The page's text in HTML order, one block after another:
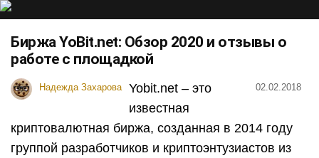
Биржа YoBit.net: Обзор 2020 и отзывы о
работе с площадкой
Надежда Захарова 02.02.2018
Yobit.net – это
известная
криптовалютная биржа, созданная в 2014 году
группой разработчиков и криптоэнтузиастов из